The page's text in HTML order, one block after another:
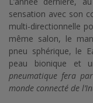
sensation avec son
multi-directionnelle
même salon, le
pneu sphérique, le
peau bionique et
pneumatique fera
monde connecté de